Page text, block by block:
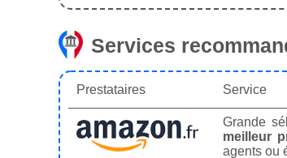
Services
Prestataires Service
Grande
meilleur
agents ou